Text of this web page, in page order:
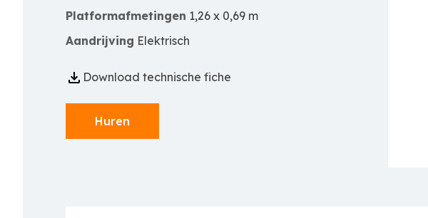
Platformafmetingen 1,26 x 0,69 m
Aandrijving Elektrisch
Download technische fiche
Huren